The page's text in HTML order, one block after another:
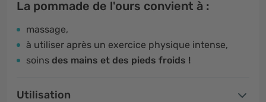
La pommade de l'ours convient à :
massage,
à utiliser après un exercice physique intense,
soins des mains et des pieds froids !
Utilisation